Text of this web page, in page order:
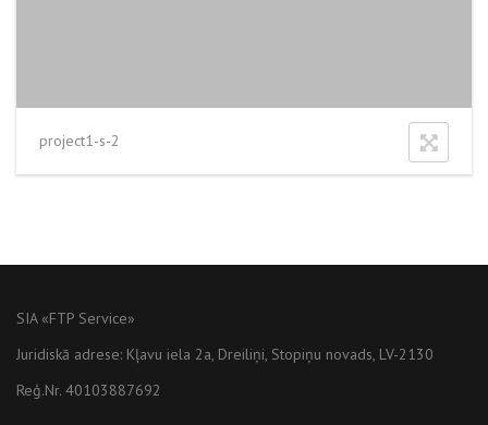
project1-s-2
SIA «FTP Service»
Juridiskā adrese: Kļavu iela 2a, Dreiliņi, Stopiņu novads, LV-2130
Reģ.Nr. 40103887692